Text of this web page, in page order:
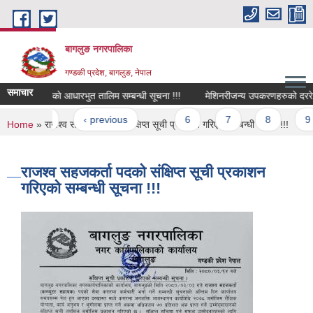
Skip to main content
बागलुङ नगरपालिका
गण्डकी प्रदेश, बागलुङ, नेपाल
समाचार आधारभुत तालिम सम्बन्धी सूचना !!! मेशिनरीजन्य उपकरणहरुको दररेट
« first ‹ previous … 6 7 8
You are here
Home » राजश्व सहजकर्ता पदको संक्षिप्त सूची प्रकाशन गरिएको सम्बन्धी सूचना !!!
राजश्व सहजकर्ता पदको संक्षिप्त सूची प्रकाशन
गरिएको सम्बन्धी सूचना !!!